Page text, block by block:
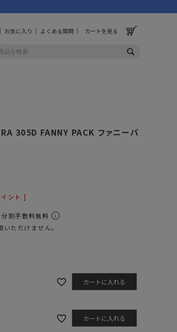
収納
ステッカー
その他/ホビー
お気に入り よくある質問 カートを見る
305D FANNY PACK ファニーパ
ント ]
割手数料無料
ただけません。
カートに入れる
カートに入れる